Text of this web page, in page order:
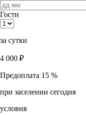
Гости
за сутки
4 000 ₽
Предоплата 15 %
при заселении сегодня
условия